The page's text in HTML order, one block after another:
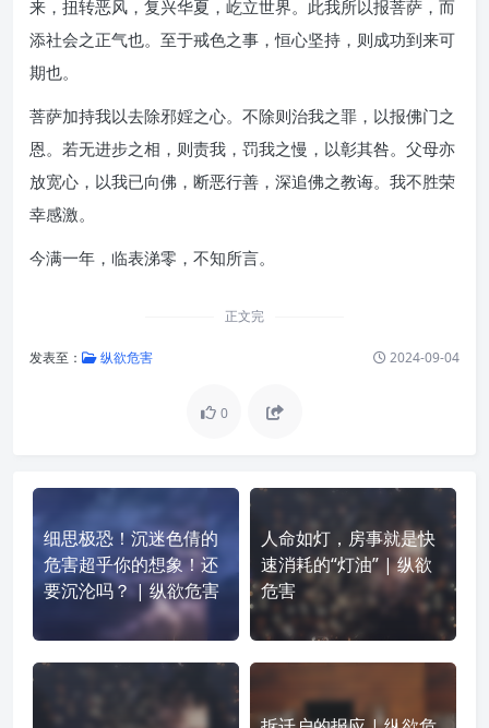
来，扭转恶风，复兴华夏，屹立世界。此我所以报菩萨，而
添社会之正气也。至于戒色之事，恒心坚持，则成功到来可
期也。
菩萨加持我以去除邪婬之心。不除则治我之罪，以报佛门之
恩。若无进步之相，则责我，罚我之慢，以彰其咎。父母亦
放宽心，以我已向佛，断恶行善，深追佛之教诲。我不胜荣
幸感激。
今满一年，临表涕零，不知所言。
正文完
发表至： 纵欲危害 2024-09-04
0
细思极恐！沉迷色倩的
危害超乎你的想象！还
要沉沦吗？ | 纵欲危害
人命如灯，房事就是快
速消耗的“灯油” | 纵欲
危害